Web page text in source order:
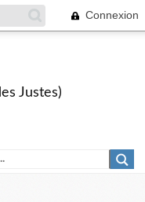
Connexion
Justes)